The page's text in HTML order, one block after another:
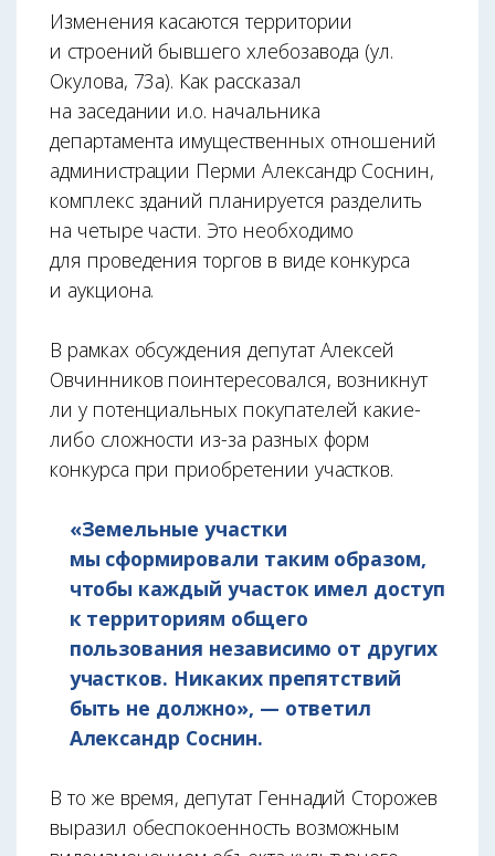
Изменения касаются территории
и строений бывшего хлебозавода (ул.
Окулова, 73а). Как рассказал
на заседании и.о. начальника
департамента имущественных отношений
администрации Перми Александр Соснин,
комплекс зданий планируется разделить
на четыре части. Это необходимо
для проведения торгов в виде конкурса
и аукциона.
В рамках обсуждения депутат Алексей
Овчинников поинтересовался, возникнут
ли у потенциальных покупателей какие-
либо сложности из-за разных форм
конкурса при приобретении участков.
«Земельные участки
мы сформировали таким образом,
чтобы каждый участок имел доступ
к территориям общего
пользования независимо от других
участков. Никаких препятствий
быть не должно», — ответил
Александр Соснин.
В то же время, депутат Геннадий Сторожев
выразил обеспокоенность возможным